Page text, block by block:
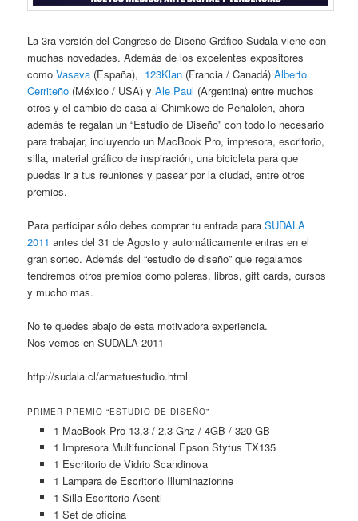
La 3ra versión del Congreso de Diseño Gráfico Sudala viene con
muchas novedades. Además de los excelentes expositores
comoVasava (España), 123Klan (Francia / Canadá)Alberto
Cerriteño (México / USA) yAle Paul (Argentina) entre muchos
otros y el cambio de casa al Chimkowe de Peñalolen, ahora
además te regalan un “Estudio de Diseño” con todo lo necesario
para trabajar, incluyendo un MacBook Pro, impresora, escritorio,
silla, material gráfico de inspiración, una bicicleta para que
puedas ir a tus reuniones y pasear por la ciudad, entre otros
premios.
Para participar sólo debes comprar tu entrada paraSUDALA
2011 antes del 31 de Agosto y automáticamente entras en el
gran sorteo. Además del “estudio de diseño” que regalamos
tendremos otros premios como poleras, libros, gift cards, cursos
y mucho mas.
No te quedes abajo de esta motivadora experiencia.
Nos vemos en SUDALA 2011
http://sudala.cl/armatuestudio.html
PRIMER PREMIO “ESTUDIO DE DISEÑO”
1 MacBook Pro 13.3 / 2.3 Ghz / 4GB / 320 GB
1 Impresora Multifuncional Epson Stytus TX135
1 Escritorio de Vidrio Scandinova
1 Lampara de Escritorio Illuminazionne
1 Silla Escritorio Asenti
1 Set de oficina